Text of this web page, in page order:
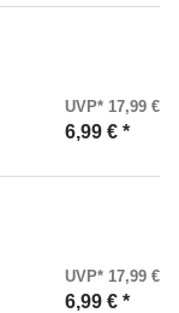
UVP* 17,99 €
6,99 € *
UVP* 17,99 €
6,99 € *